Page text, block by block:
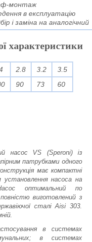
монтаж
в експлуатацію
і заміна на аналогічний
характеристики
2.8 3.2
3.5
90 73 60
насос VS (Speroni) із
патрубками одного
має компактні
насоса на
оптимальний по
виготовлений з
сталі Aisi 303.
в системах
в системах